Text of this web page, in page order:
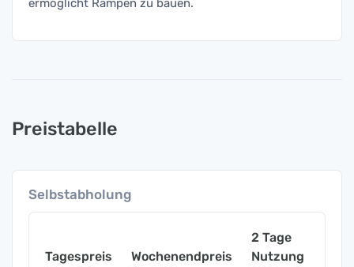
ermöglicht Rampen zu bauen.
Preistabelle
Selbstabholung
Tagespreis
Wochenendpreis
2 Tage
Nutzung